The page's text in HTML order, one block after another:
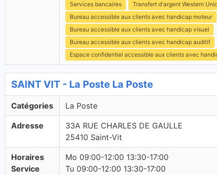
Services bancaires
Transfert d'argent Western
Bureau accessible aux clients avec handicap moteur
Bureau accessible aux clients avec handicap visuel
Bureau accessible aux clients avec handicap auditif
Espace confidentiel accessible aux clients avec
SAINT VIT - La Poste La Poste
Catégories La Poste
Adresse
33A RUE CHARLES DE GAULLE
25410 Saint-Vit
Horaires
Service
Mo 09:00-12:00 13:30-17:00
Tu 09:00-12:00 13:30-17:00